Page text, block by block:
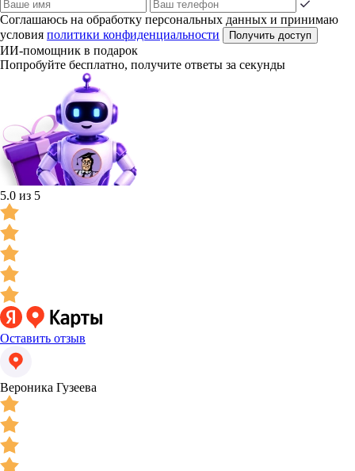
Соглашаюсь на обработку персональных данных и принимаю
условия политики конфиденциальности Получить доступ
ИИ-помощник в подарок
Попробуйте бесплатно, получите ответы за секунды
5.0 из 5
Оставить отзыв
Вероника Гузеева